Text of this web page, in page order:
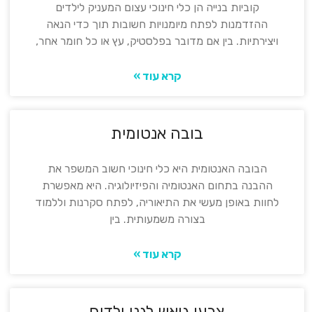
קוביות בנייה הן כלי חינוכי עצום המעניק לילדים
ההזדמנות לפתח מיומנויות חשובות תוך כדי הנאה
ויצירתיות. בין אם מדובר בפלסטיק, עץ או כל חומר אחר,
קרא עוד »
בובה אנטומית
הבובה האנטומית היא כלי חינוכי חשוב המשפר את
ההבנה בתחום האנטומיה והפיזיולוגיה. היא מאפשרת
לחוות באופן מעשי את התיאוריה, לפתח סקרנות וללמוד
בצורה משמעותית. בין
קרא עוד »